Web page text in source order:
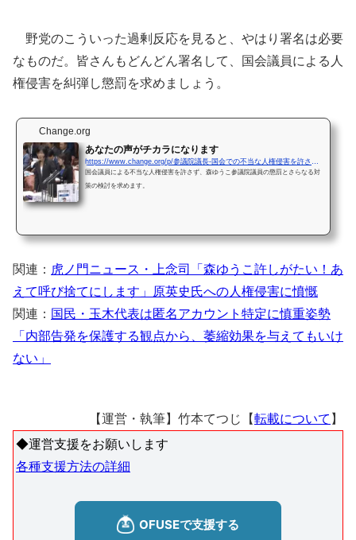
野党のこういった過剰反応を見ると、やはり署名は必要
なものだ。皆さんもどんどん署名して、国会議員による人
権侵害を糾弾し懲罰を求めましょう。
Change.org
あなたの声がチカラになります
https://www.change.org/p/参議院議長-国会での不当な人権侵害を許さず-森ゆうこ参議院議員の懲罰を参議院議長に求めます?recruiter=11749465&amp;#038;#038;utm_source=share_petition&amp;#038;#038;utm_medium=facebook&amp;#038;#038;utm_campaign=psf_combo_share_initial&amp;#038;#038;utm_term=psf_combo_share_message&amp;#038;#038;recruited_by_id=73efcee5-034d-4cd6-b77a-21754bc6079d
国会議員による不当な人権侵害を許さず、森ゆうこ参議院議員の懲罰とさらなる対
策の検討を求めます。
関連： 虎ノ門ニュース・上念司「森ゆうこ許しがたい！あ
えて呼び捨てにします」原英史氏への人権侵害に憤慨
関連： 国民・玉木代表は匿名アカウント特定に慎重姿勢
「内部告発を保護する観点から、萎縮効果を与えてもいけ
ない」
【運営・執筆】竹本てつじ【転載について 】
◆運営支援をお願いします
各種支援方法の詳細